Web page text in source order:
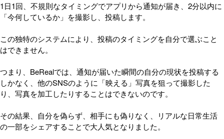
1日1回、不規則なタイミングでアプリから通知が届き、2分以内に
「今何しているか」を撮影し、投稿します。
この独特のシステムにより、投稿のタイミングを自分で選ぶこと
はできません。
つまり、BeRealでは、通知が届いた瞬間の自分の現状を投稿する
しかなく、他のSNSのように「映える」写真を狙って撮影した
り、写真を加工したりすることはできないのです。
その結果、自分を偽らず、相手にも偽りなく、リアルな日常生活
の一部をシェアすることで大人気となりました。